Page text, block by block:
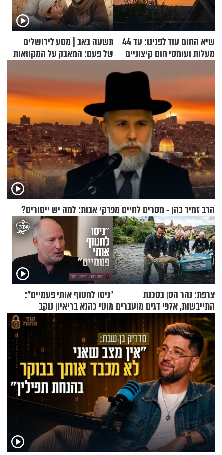
שיא החום עוד לפנינו: עד 44
מעלות ועומסי חום קיצוניים
תשעה באב | מסע לירושלים
של פעם: המאבק על המקוואות
הרב זמיר כהן - מסרים לחיים מפרקי אבות: למה יש ייסורים?
צרפת: נהר הסן בסכנת
התייבשות, אלפי דגים מועברים
במבצעי חילוץ
"ניסו לחטוף אותי פעמיים":
מוטי כהנא בריאיון נוקב